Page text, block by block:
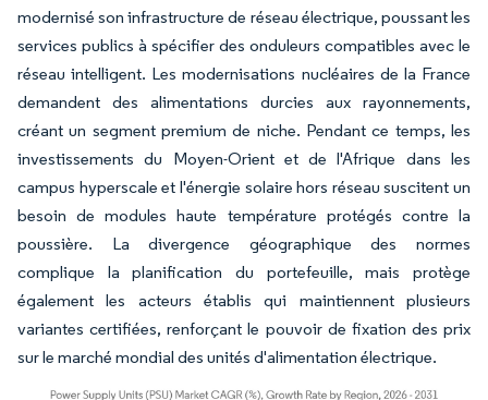
modernisé son infrastructure de réseau électrique, poussant les
services publics à spécifier des onduleurs compatibles avec le
réseau intelligent. Les modernisations nucléaires de la France
demandent des alimentations durcies aux rayonnements,
créant un segment premium de niche. Pendant ce temps, les
investissements du Moyen-Orient et de l'Afrique dans les
campus hyperscale et l'énergie solaire hors réseau suscitent un
besoin de modules haute température protégés contre la
poussière. La divergence géographique des normes
complique la planification du portefeuille, mais protège
également les acteurs établis qui maintiennent plusieurs
variantes certifiées, renforçant le pouvoir de fixation des prix
sur le marché mondial des unités d'alimentation électrique.